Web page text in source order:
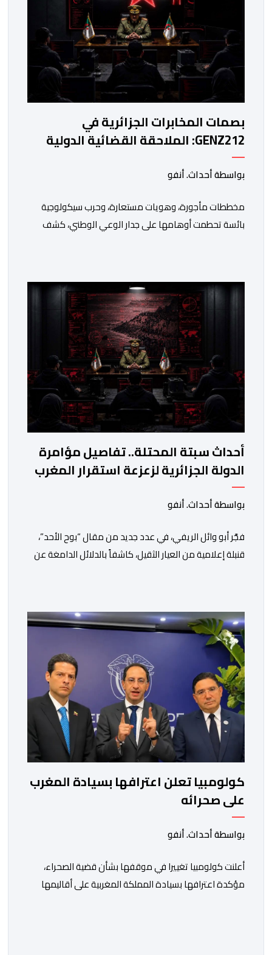
بصمات المخابرات الجزائرية في
GENZ212: الملاحقة القضائية الدولية
تنتظر الكابرانات
بواسطة أحداث. أنفو
مخططات مأجورة، وهويات مستعارة، وحرب سيكولوجية
بائسة تحطمت أوهامها على جدار الوعي الوطني، كشف
محاولات المخابرات العسكرية الجزائرية استهداف امن
المملكة واستقرارها. أكد أبو وائل الريفي أنه: “بعد إجهاض
مخططات الجارة التي تحركت سريعا عبر عملائها […]
أحداث سبتة المحتلة.. تفاصيل مؤامرة
الدولة الجزائرية لزعزعة استقرار المغرب
بواسطة أحداث. أنفو
فجَّر أبو وائل الريفي، في عدد جديد من مقال “بوح الأحد”،
قنبلة إعلامية من العيار الثقيل، كاشفاً بالدلائل الدامغة عن
كاشفا خيوط حملة تحريضية ممنهجة شنتها الحسابات
والمنصات التابعة للمخابرات العسكرية الجزائرية لاستدراج
الشباب والقاصرين عبر مواقع التواصل الاجتماعي، وذلك […]
كولومبيا تعلن اعترافها بسيادة المغرب
على صحرائه
بواسطة أحداث. أنفو
أعلنت كولومبيا تغييرا في موقفها بشأن قضية الصحراء،
مؤكدة اعترافها بسيادة المملكة المغربية على أقاليمها